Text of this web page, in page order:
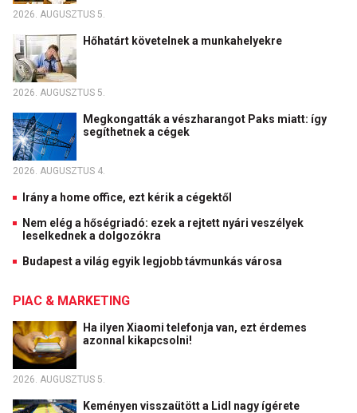
2026. AUGUSZTUS 5.
Hőhatárt követelnek a munkahelyekre
2026. AUGUSZTUS 5.
Megkongatták a vészharangot Paks miatt: így
segíthetnek a cégek
2026. AUGUSZTUS 4.
Irány a home office, ezt kérik a cégektől
Nem elég a hőségriadó: ezek a rejtett nyári veszélyek
leselkednek a dolgozókra
Budapest a világ egyik legjobb távmunkás városa
PIAC & MARKETING
Ha ilyen Xiaomi telefonja van, ezt érdemes
azonnal kikapcsolni!
2026. AUGUSZTUS 5.
Keményen visszaütött a Lidl nagy ígérete